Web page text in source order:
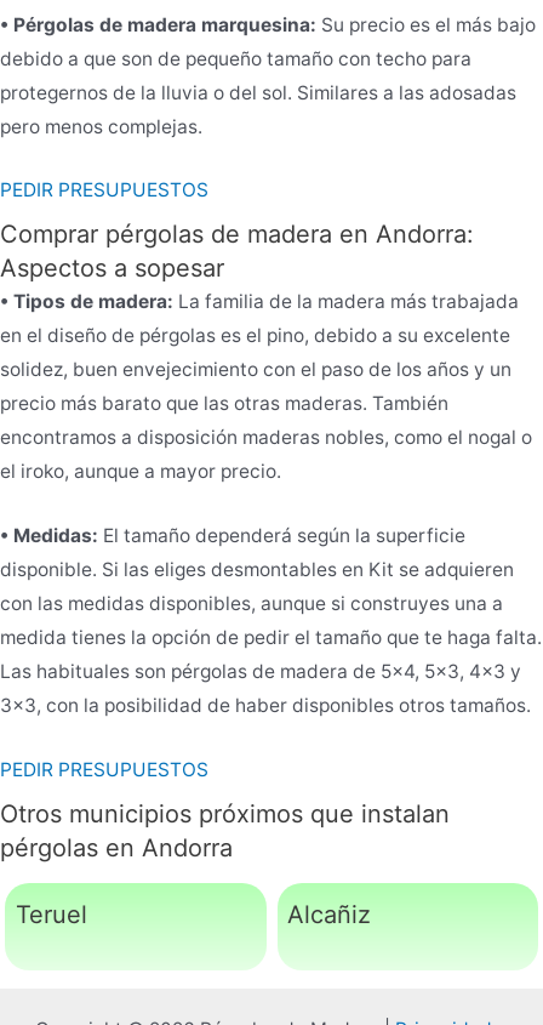
• Pérgolas de madera marquesina: Su precio es el más bajo
debido a que son de pequeño tamaño con techo para
protegernos de la lluvia o del sol. Similares a las adosadas
pero menos complejas.
PEDIR PRESUPUESTOS
Comprar pérgolas de madera en Andorra:
Aspectos a sopesar
• Tipos de madera: La familia de la madera más trabajada
en el diseño de pérgolas es el pino, debido a su excelente
solidez, buen envejecimiento con el paso de los años y un
precio más barato que las otras maderas. También
encontramos a disposición maderas nobles, como el nogal o
el iroko, aunque a mayor precio.
• Medidas: El tamaño dependerá según la superficie
disponible. Si las eliges desmontables en Kit se adquieren
con las medidas disponibles, aunque si construyes una a
medida tienes la opción de pedir el tamaño que te haga falta.
Las habituales son pérgolas de madera de 5×4, 5×3, 4×3 y
3×3, con la posibilidad de haber disponibles otros tamaños.
PEDIR PRESUPUESTOS
Otros municipios próximos que instalan
pérgolas en Andorra
Teruel Alcañiz